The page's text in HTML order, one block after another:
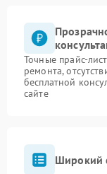
Точные прайс-
ремонта,
бесплатной
сайте
Широкий